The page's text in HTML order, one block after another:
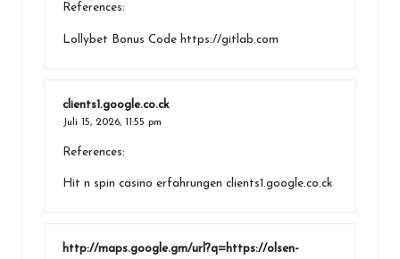
References:
Lollybet Bonus Code https://gitlab.com
clients1.google.co.ck
Juli 15, 2026, 11:55 pm
References:
Hit n spin casino erfahrungen clients1.google.co.ck
http://maps.google.gm/url?q=https://olsen-